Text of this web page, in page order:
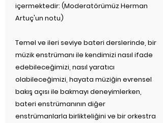
içermektedir: (Moderatörümüz Herman
Artuç'un notu)
Temel ve ileri seviye bateri derslerinde, bir
müzik enstrümanı ile kendimizi nasıl ifade
edebileceğimizi, nasıl yaratıcı
olabileceğimizi, hayata müziğin evrensel
bakış açısı ile bakmayı deneyimlerken,
bateri enstrümanının diğer
enstrümanlarla birlikteliğini ve bir orkestra